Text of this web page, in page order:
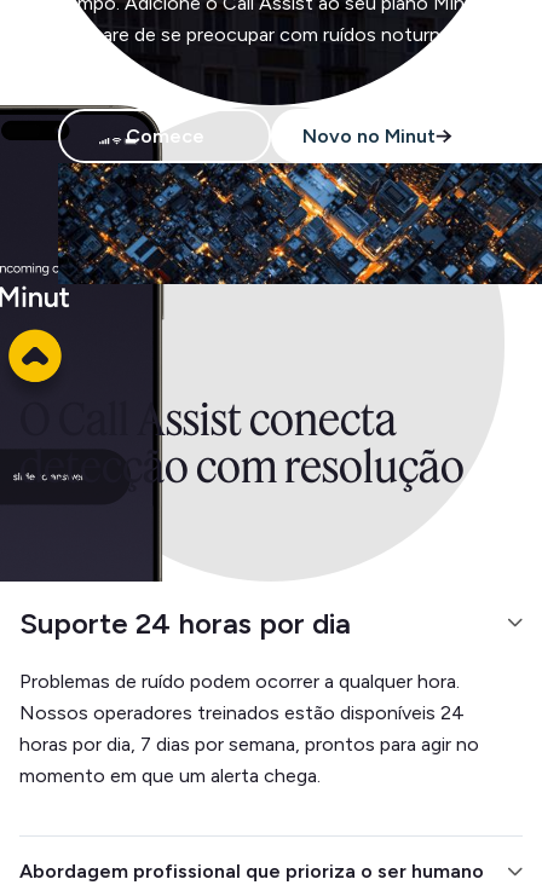
e pare de se preocupar com ruídos noturnos.
Comece Novo no Minut
O Call Assist conecta
detecção com resolução
Suporte 24 horas por dia
Problemas de ruído podem ocorrer a qualquer hora.
Nossos operadores treinados estão disponíveis 24
horas por dia, 7 dias por semana, prontos para agir no
momento em que um alerta chega.
Abordagem profissional que prioriza o ser humano